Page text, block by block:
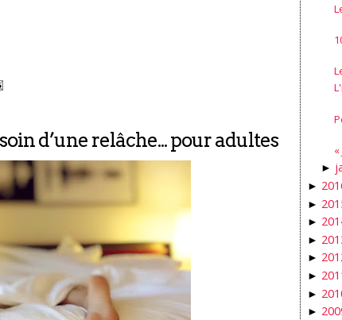
d’une relâche... pour adultes
►
►
►
►
►
►
►
►
►